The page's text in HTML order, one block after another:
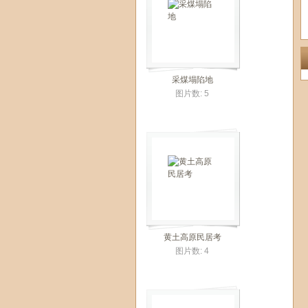
采煤塌陷地
图片数: 5
黄土高原民居考
图片数: 4